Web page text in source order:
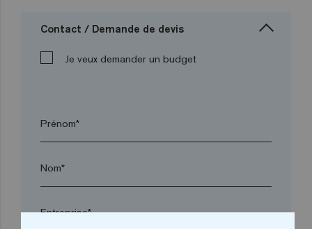
Contact / Demande de devis
Je veux demander un budget
Prénom*
Nom*
Entreprise*